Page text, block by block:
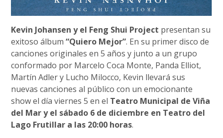
Kevin Johansen y el Feng Shui Project presentan su
exitoso álbum“Quiero Mejor”. En su primer disco de
canciones originales en 5 años y junto a un grupo
conformado por Marcelo Coca Monte, Panda Elliot,
Martín Adler y Lucho Milocco, Kevin llevará sus
nuevas canciones al público con un emocionante
show el día viernes 5 en el Teatro Municipal de Viña
del Mar y el sábado 6 de diciembre en Teatro del
Lago Frutillar a las 20:00 horas.